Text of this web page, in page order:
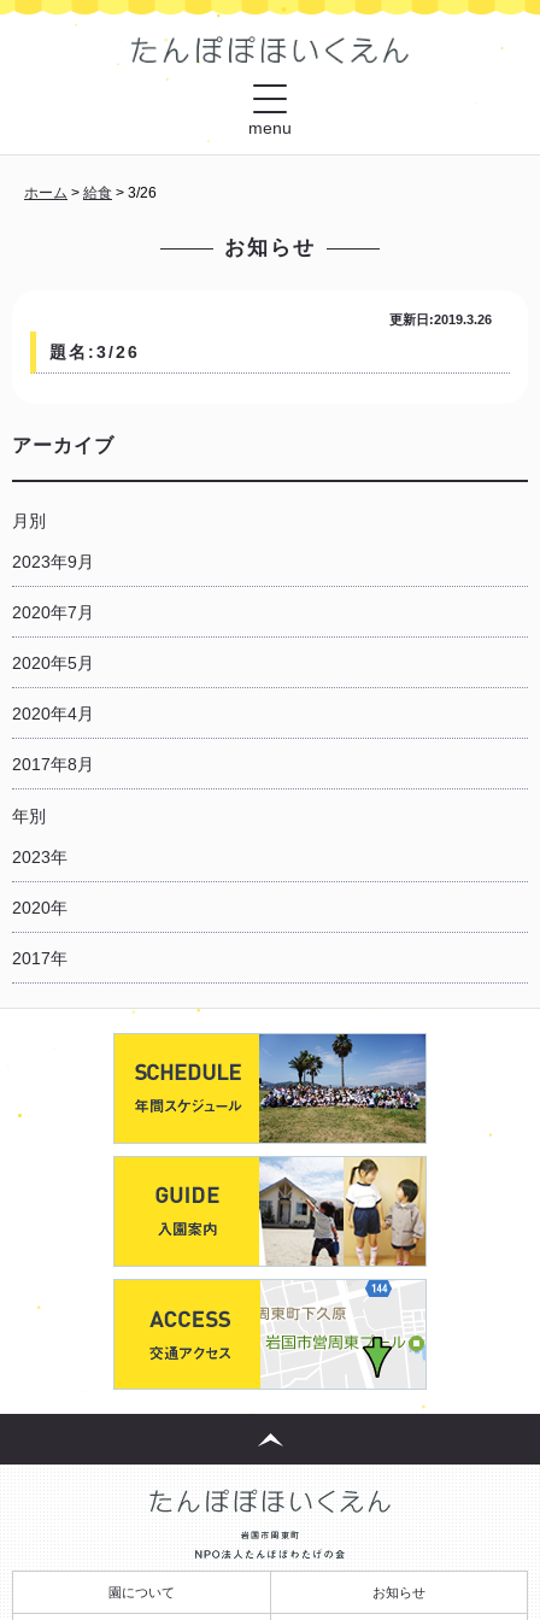
menu
ホーム > 給食 > 3/26
お知らせ
更新日:2019.3.26
題名:3/26
アーカイブ
月別
2023年9月
2020年7月
2020年5月
2020年4月
2017年8月
年別
2023年
2020年
2017年
園について お知らせ